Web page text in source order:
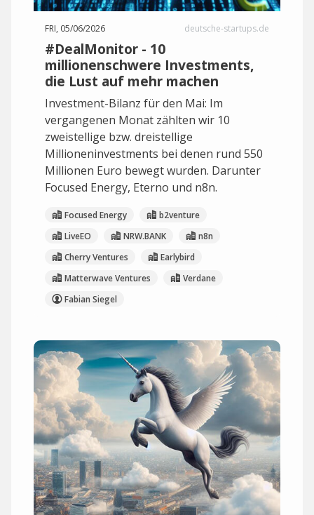
FRI, 05/06/2026 deutsche-startups.de
#DealMonitor - 10
millionenschwere Investments,
die Lust auf mehr machen
Investment-Bilanz für den Mai: Im
vergangenen Monat zählten wir 10
zweistellige bzw. dreistellige
Millioneninvestments bei denen rund 550
Millionen Euro bewegt wurden. Darunter
Focused Energy, Eterno und n8n.
Focused Energy
b2venture
LiveEO
NRW.BANK
n8n
Cherry Ventures
Earlybird
Matterwave Ventures
Verdane
Fabian Siegel